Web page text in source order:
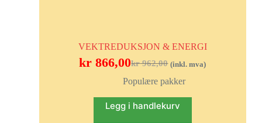
VEKTREDUKSJON & ENERGI
kr962,00
kr 866,00 (inkl. mva)
Populære pakker
Legg i handlekurv